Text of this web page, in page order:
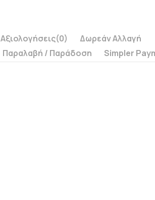
Αξιολογήσεις(0)
Δωρεάν Αλλαγή
Παραλαβή / Παράδoση Simpler